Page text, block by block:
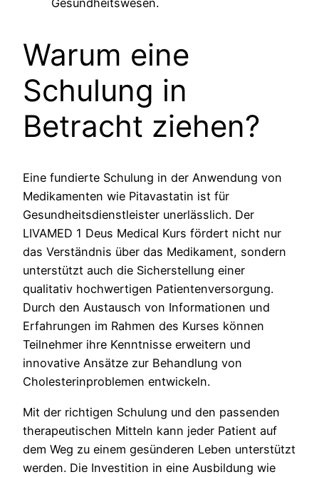
Warum eine
Schulung in
Betracht ziehen?
Eine fundierte Schulung in der Anwendung von
Medikamenten wie Pitavastatin ist für
Gesundheitsdienstleister unerlässlich. Der
LIVAMED 1 Deus Medical Kurs fördert nicht nur
das Verständnis über das Medikament, sondern
unterstützt auch die Sicherstellung einer
qualitativ hochwertigen Patientenversorgung.
Durch den Austausch von Informationen und
Erfahrungen im Rahmen des Kurses können
Teilnehmer ihre Kenntnisse erweitern und
innovative Ansätze zur Behandlung von
Cholesterinproblemen entwickeln.
Mit der richtigen Schulung und den passenden
therapeutischen Mitteln kann jeder Patient auf
dem Weg zu einem gesünderen Leben unterstützt
werden. Die Investition in eine Ausbildung wie